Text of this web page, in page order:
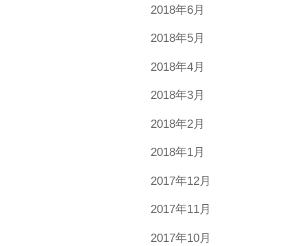
2018年6月
2018年5月
2018年4月
2018年3月
2018年2月
2018年1月
2017年12月
2017年11月
2017年10月